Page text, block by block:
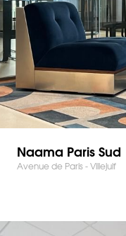
Naama Paris Sud
Avenue de Paris - Villejuif